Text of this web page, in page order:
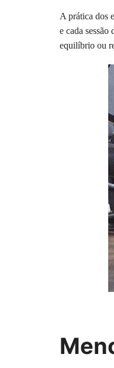
A prática dos
e cada
equilíbrio ou